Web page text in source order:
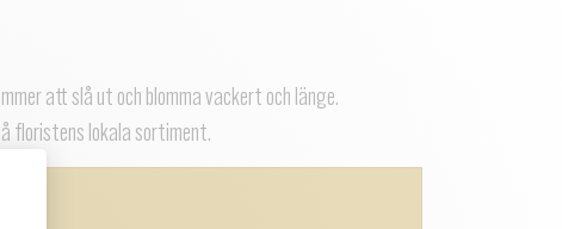
att slå ut och blomma vackert och länge.
floristens lokala sortiment.